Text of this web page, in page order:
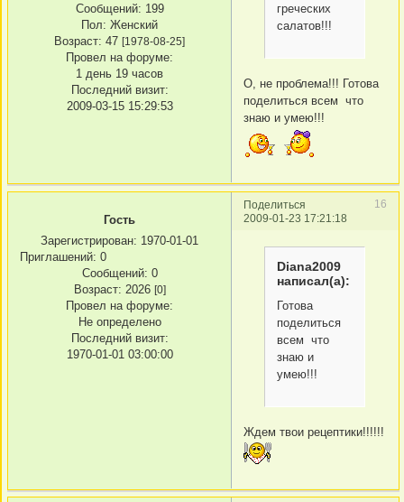
Сообщений: 199
Пол: Женский
Возраст: 47 [1978-08-25]
Провел на форуме:
1 день 19 часов
Последний визит:
2009-03-15 15:29:53
греческих
салатов!!!
О, не проблема!!! Готова
поделиться всем что
знаю и умею!!!
Поделиться
16
2009-01-23 17:21:18
Гость
Зарегистрирован: 1970-01-01
Приглашений: 0
Сообщений: 0
Возраст: 2026 [0]
Провел на форуме:
Не определено
Последний визит:
1970-01-01 03:00:00
Diana2009
написал(а):
Готова
поделиться
всем что
знаю и
умею!!!
Ждем твои рецептики!!!!!!